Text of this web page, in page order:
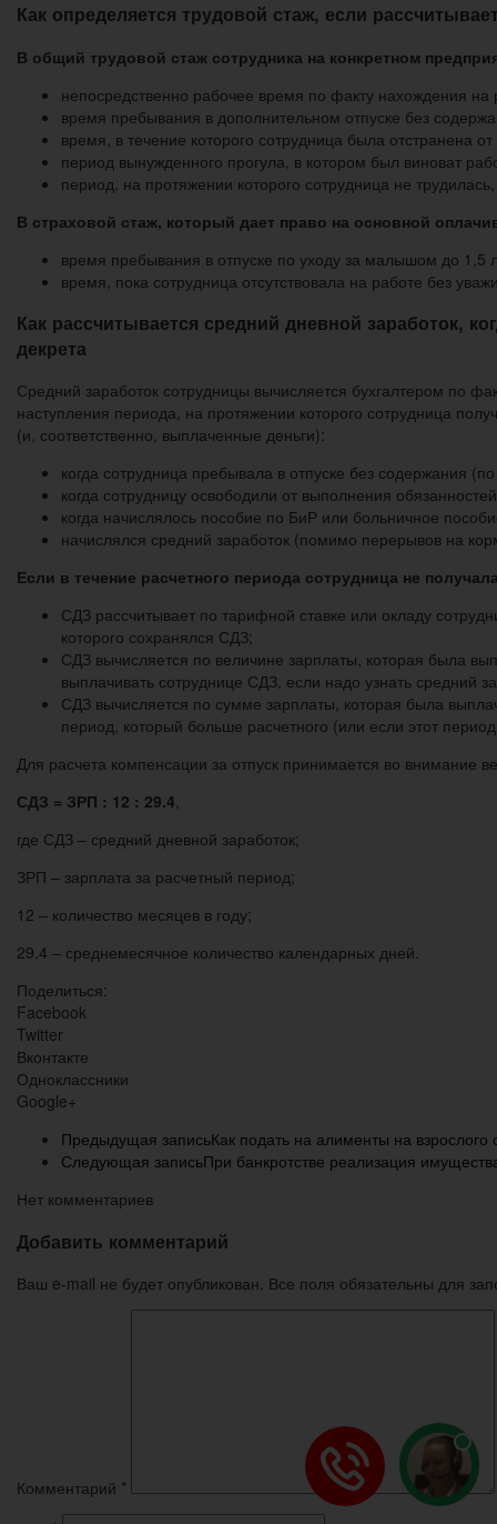
Как определяется трудовой стаж, если
В общий трудовой стаж сотрудника на конкретном
непосредственно рабочее время по факту нахождения
время пребывания в дополнительном отпуске без
время, в течение которого сотрудница была отстранена
период вынужденного прогула, в котором был виноват
период, на протяжении которого сотрудница не
В страховой стаж, который дает право на основной
время пребывания в отпуске по уходу за малышом до 1,5
время, пока сотрудница отсутствовала на работе без
Как рассчитывается средний дневной заработок,
декрета
Средний заработок сотрудницы вычисляется бухгалтером по
наступления периода, на протяжении которого сотрудница
(и, соответственно, выплаченные деньги):
когда сотрудница пребывала в отпуске без содержания
когда сотрудницу освободили от выполнения
когда начислялось пособие по БиР или больничное
начислялся средний заработок (помимо перерывов на
Если в течение расчетного периода сотрудница не
СДЗ рассчитывает по тарифной ставке или окладу
которого сохранялся СДЗ;
СДЗ вычисляется по величине зарплаты, которая была
выплачивать сотруднице СДЗ, если надо узнать средний
СДЗ вычисляется по сумме зарплаты, которая была
период, который больше расчетного (или если этот
Для расчета компенсации за отпуск принимается во внимание
СДЗ = ЗРП : 12 : 29.4,
где СДЗ – средний дневной заработок;
ЗРП – зарплата за расчетный период;
12 – количество месяцев в году;
29.4 – среднемесячное количество календарных дней.
Поделиться:
Facebook
Twitter
Вконтакте
Одноклассники
Google+
Предыдущая записьКак подать на алименты на взрослого
Следующая записьПри банкротстве реализация
Нет комментариев
Добавить комментарий
Ваш e-mail не будет опубликован. Все поля обязательны для
Комментарий *